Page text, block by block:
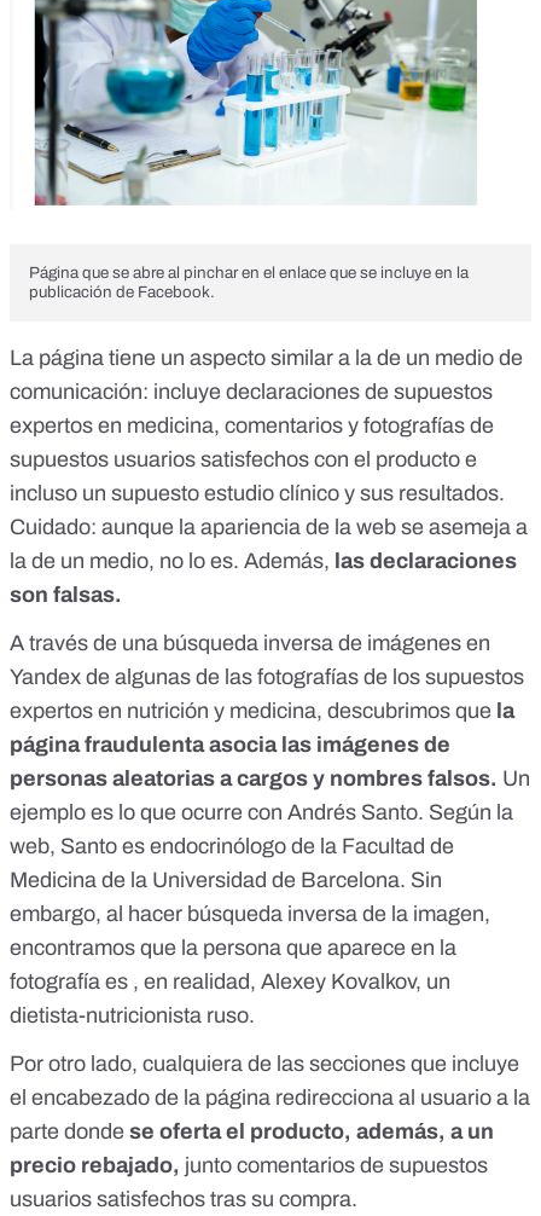
Página que se abre al pinchar en el enlace que se incluye en la
publicación de Facebook.
La página tiene un aspecto similar a la de un medio de
comunicación: incluye declaraciones de supuestos
expertos en medicina, comentarios y fotografías de
supuestos usuarios satisfechos con el producto e
incluso un supuesto estudio clínico y sus resultados.
Cuidado: aunque la apariencia de la web se asemeja a
la de un medio, no lo es. Además, las declaraciones
son falsas.
A través de una búsqueda inversa de imágenes en
Yandex de algunas de las fotografías de los supuestos
expertos en nutrición y medicina, descubrimos que la
página fraudulenta asocia las imágenes de
personas aleatorias a cargos y nombres falsos. Un
ejemplo es lo que ocurre con Andrés Santo. Según la
web, Santo es endocrinólogo de la Facultad de
Medicina de la Universidad de Barcelona. Sin
embargo, al hacer búsqueda inversa de la imagen,
encontramos que la persona que aparece en la
fotografía es , en realidad, Alexey Kovalkov, un
dietista-nutricionista ruso.
Por otro lado, cualquiera de las secciones que incluye
el encabezado de la página redirecciona al usuario a la
parte donde se oferta el producto, además, a un
precio rebajado, junto comentarios de supuestos
usuarios satisfechos tras su compra.